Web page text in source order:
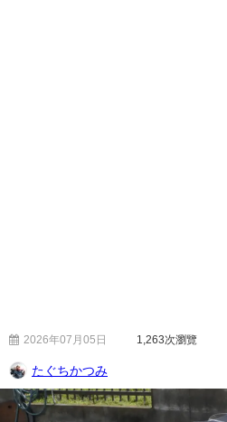
2026年07月05日 1,263次瀏覽
たぐちかつみ